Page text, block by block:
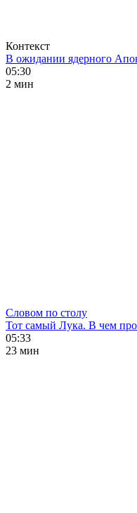
Контекст
В ожидании ядерного
05:30
2 мин
Словом по столу
Тот самый Лука. В чем
05:33
23 мин